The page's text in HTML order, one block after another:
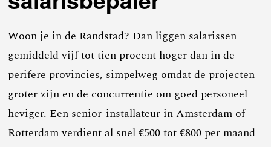
Woon je in de Randstad? Dan liggen salarissen
gemiddeld vijf tot tien procent hoger dan in de
perifere provincies, simpelweg omdat de projecten
groter zijn en de concurrentie om goed personeel
heviger. Een senior-installateur in Amsterdam of
Rotterdam verdient al snel €500 tot €800 per maand